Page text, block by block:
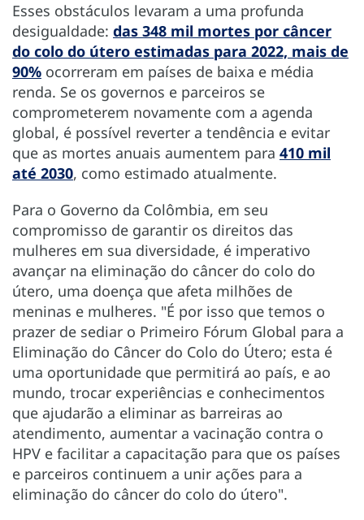
Esses obstáculos levaram a uma profunda
desigualdade: das 348 mil mortes por câncer
do colo do útero estimadas para 2022, mais de
90% ocorreram em países de baixa e média
renda. Se os governos e parceiros se
comprometerem novamente com a agenda
global, é possível reverter a tendência e evitar
que as mortes anuais aumentem para 410 mil
até 2030, como estimado atualmente.
Para o Governo da Colômbia, em seu
compromisso de garantir os direitos das
mulheres em sua diversidade, é imperativo
avançar na eliminação do câncer do colo do
útero, uma doença que afeta milhões de
meninas e mulheres. "É por isso que temos o
prazer de sediar o Primeiro Fórum Global para a
Eliminação do Câncer do Colo do Útero; esta é
uma oportunidade que permitirá ao país, e ao
mundo, trocar experiências e conhecimentos
que ajudarão a eliminar as barreiras ao
atendimento, aumentar a vacinação contra o
HPV e facilitar a capacitação para que os países
e parceiros continuem a unir ações para a
eliminação do câncer do colo do útero".